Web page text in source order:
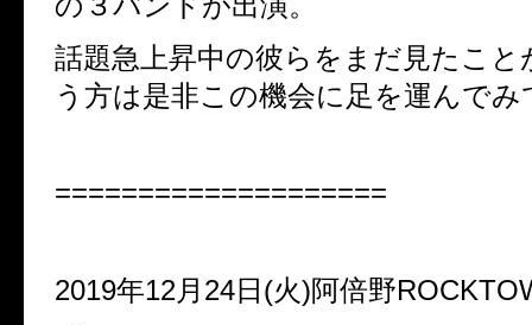
話題急上昇中の彼らをまだ見たこと
う方は是非この機会に足を運んでみ
====================
2019年12月24日(火)阿倍野